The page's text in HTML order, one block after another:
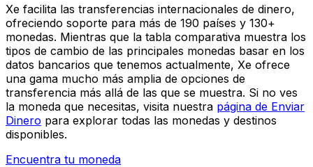
Xe facilita las transferencias internacionales de dinero,
ofreciendo soporte para más de 190 países y 130+
monedas. Mientras que la tabla comparativa muestra los
tipos de cambio de las principales monedas basar en los
datos bancarios que tenemos actualmente, Xe ofrece
una gama mucho más amplia de opciones de
transferencia más allá de las que se muestra. Si no ves
la moneda que necesitas, visita nuestra página de Enviar
Dinero para explorar todas las monedas y destinos
disponibles.
Encuentra tu moneda